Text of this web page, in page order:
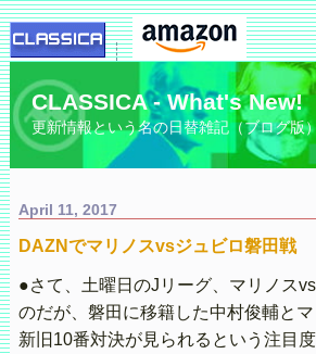
CLASSICA - What's New!
更新情報という名の日替雑記（ブログ版）
April 11, 2017
DAZNでマリノスvsジュビロ磐田戦
●さて、土曜日のJリーグ、マリノス
のだが、磐田に移籍した中村俊輔と
新旧10番対決が見られるという注目